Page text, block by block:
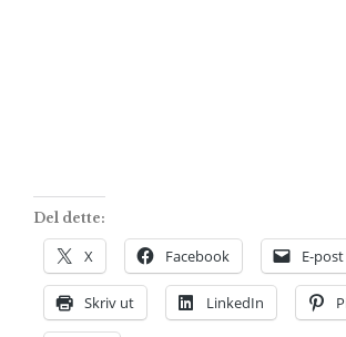
Del dette:
X Facebook E-post
Skriv ut LinkedIn